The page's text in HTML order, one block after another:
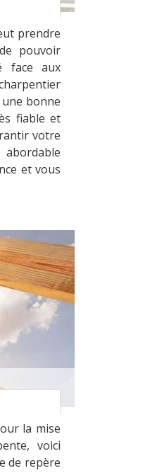
prendre
pouvoir
face aux
bonne
fiable et
votre
et vous
la mise
voici
de repère